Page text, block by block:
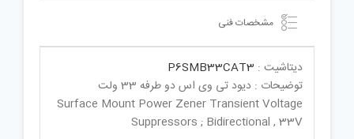
مشخصات فنی
دیتاشیت : P6SMB33CAT3
توضیحات : دیود تی وی اس دو طرفه 33 ولت
Surface Mount Power Zener Transient Voltage
Suppressors ; Bidirectional , 33V